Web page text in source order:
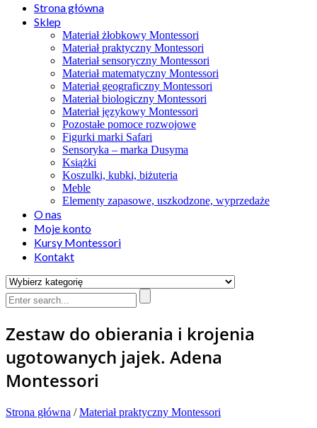
Strona główna
Sklep
Materiał żłobkowy Montessori
Materiał praktyczny Montessori
Materiał sensoryczny Montessori
Materiał matematyczny Montessori
Materiał geograficzny Montessori
Materiał biologiczny Montessori
Materiał językowy Montessori
Pozostałe pomoce rozwojowe
Figurki marki Safari
Sensoryka – marka Dusyma
Książki
Koszulki, kubki, biżuteria
Meble
Elementy zapasowe, uszkodzone, wyprzedaże
O nas
Moje konto
Kursy Montessori
Kontakt
Zestaw do obierania i krojenia
ugotowanych jajek. Adena
Montessori
Strona główna /Materiał praktyczny Montessori